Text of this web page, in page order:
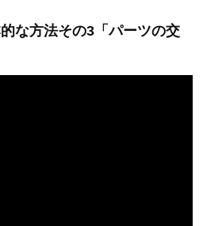
な方法その3「パーツの交